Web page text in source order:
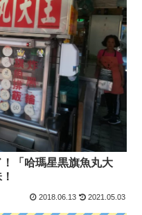
「哈瑪星黒旗魚丸大
2018.06.13 2021.05.03